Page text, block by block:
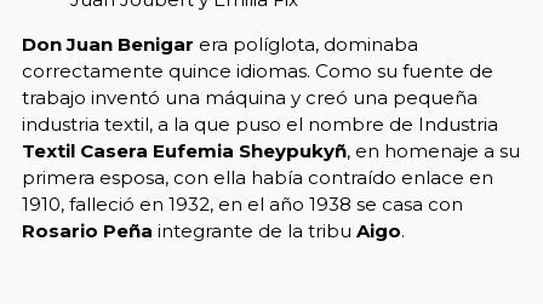
Don Juan Benigar era políglota, dominaba
correctamente quince idiomas. Como su fuente de
trabajo inventó una máquina y creó una pequeña
industria textil, a la que puso el nombre de Industria
Textil Casera Eufemia Sheypukyñ, en homenaje a su
primera esposa, con ella había contraído enlace en
1910, falleció en 1932, en el año 1938 se casa con
Rosario Peña integrante de la tribu Aigo.